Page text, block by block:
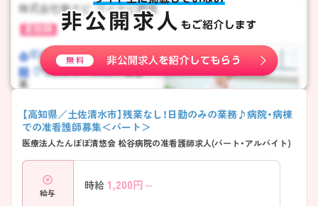
【高知県／土佐清水市】残業なし！日勤のみの業務♪病院・病棟
での准看護師募集＜パート＞
医療法人たんぽぽ清悠会 松谷病院の准看護師求人(パート・アルバイト)
給与
時給 1,200円～